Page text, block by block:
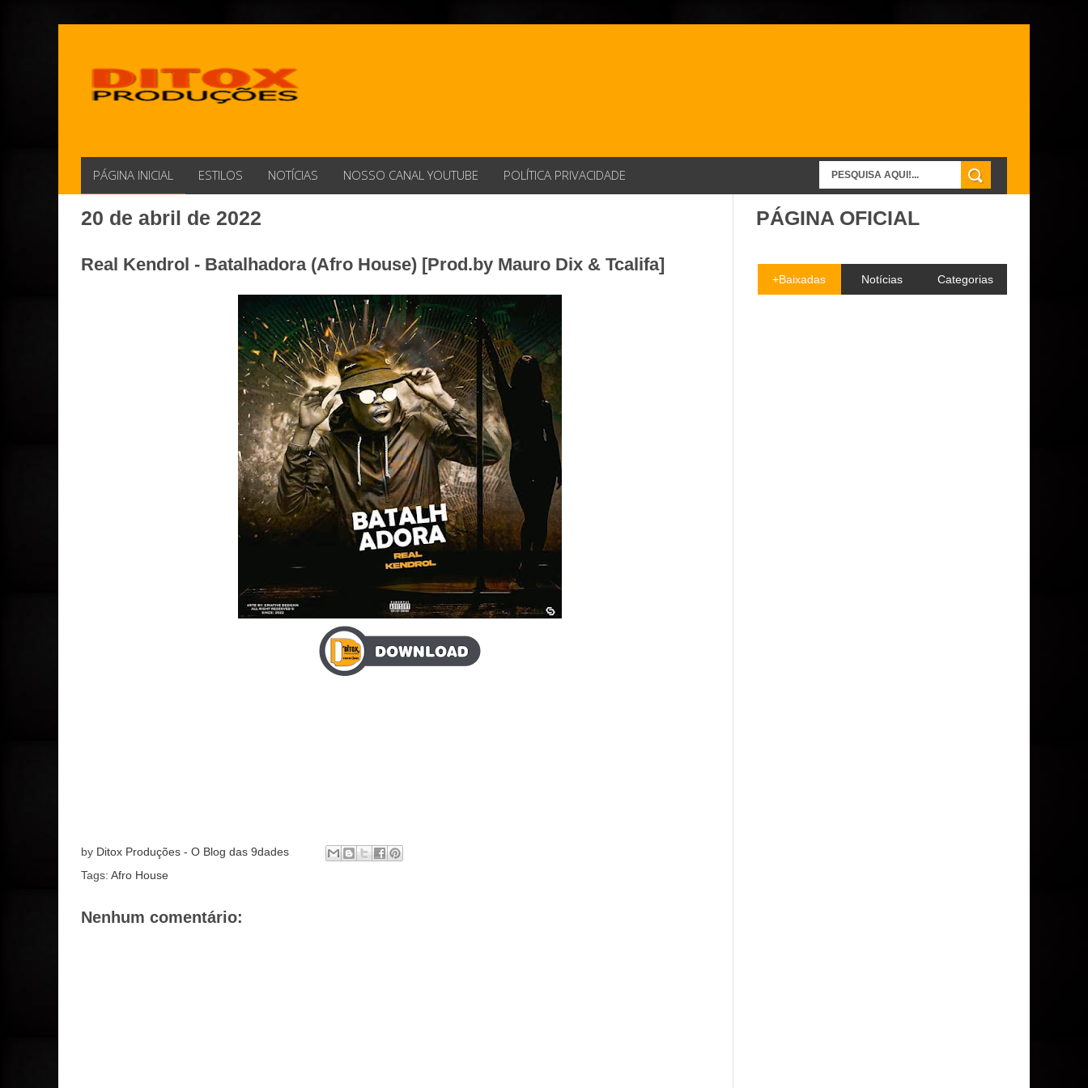
PÁGINA INICIAL ESTILOS NOTÍCIAS NOSSO CANAL YOUTUBE POLÍTICA PRIVACIDADE
20 de abril de 2022
Real Kendrol - Batalhadora (Afro House) [Prod.by Mauro Dix & Tcalifa]
by Ditox Produções - O Blog das 9dades
Tags: Afro House
Nenhum comentário:
PÁGINA OFICIAL
+Baixadas Notícias Categorias